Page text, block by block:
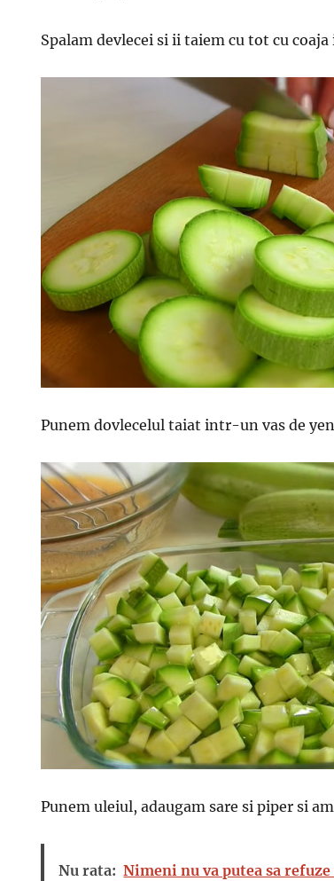
Spalam devlecei si ii taiem cu tot cu
Punem dovlecelul taiat intr-un vas de
Punem uleiul, adaugam sare si piper si
Nu rata: Nimeni nu va putea sa